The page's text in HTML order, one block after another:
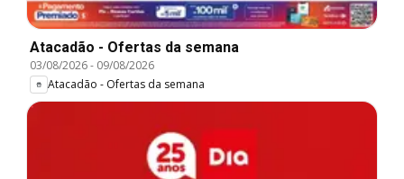
Atacadão - Ofertas da semana
03/08/2026- 09/08/2026
Atacadão - Ofertas da semana